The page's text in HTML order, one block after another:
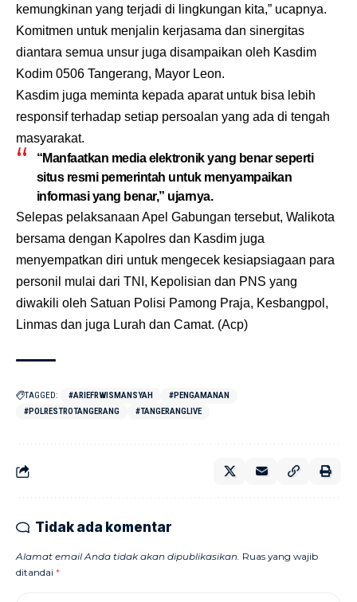
kemungkinan yang terjadi di lingkungan kita,” ucapnya.
Komitmen untuk menjalin kerjasama dan sinergitas
diantara semua unsur juga disampaikan oleh Kasdim
Kodim 0506 Tangerang, Mayor Leon.
Kasdim juga meminta kepada aparat untuk bisa lebih
responsif terhadap setiap persoalan yang ada di tengah
masyarakat.
“Manfaatkan media elektronik yang benar seperti
situs resmi pemerintah untuk menyampaikan
informasi yang benar,” ujarnya.
Selepas pelaksanaan Apel Gabungan tersebut, Walikota
bersama dengan Kapolres dan Kasdim juga
menyempatkan diri untuk mengecek kesiapsiagaan para
personil mulai dari TNI, Kepolisian dan PNS yang
diwakili oleh Satuan Polisi Pamong Praja, Kesbangpol,
Linmas dan juga Lurah dan Camat. (Acp)
TAGGED: #ARIEFRWISMANSYAH
#PENGAMANAN
#POLRESTROTANGERANG
#TANGERANGLIVE
Tidak ada komentar
Alamat email Anda tidak akan dipublikasikan. Ruas yang wajib
ditandai *